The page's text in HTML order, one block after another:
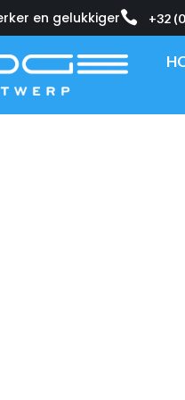
en gelukkiger +32